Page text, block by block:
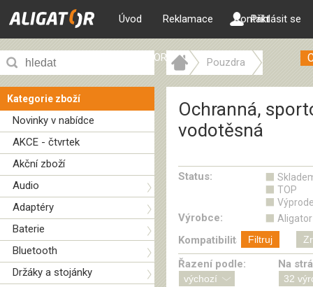
Úvod Reklamace Kontakt
ALIGATOR web
Přihlásit se
Kategorie zboží
Novinky v nabídce
AKCE - čtvrtek
Akční zboží
Audio
Adaptéry
Baterie
Bluetooth
Držáky a stojánky
Pouzdra
Ochranná,
vodotěsná
Status:
TOP
Výrobce: Aligator
Kompatibilita: Filtruj
Řazení podle: Na